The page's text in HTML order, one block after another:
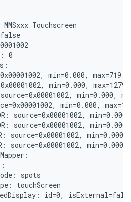
MMSxxx Touchscreen
0
min=0.000,
min=0.000,
min=0.000,
min=0.000,
source=0x00001002,
source=0x00001002,
source=0x00001002, min=0.000,
source=0x00001002, min=0.000,
spots
touchScreen
id=0,